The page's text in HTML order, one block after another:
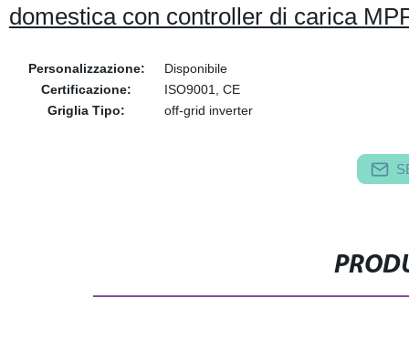
domestica con controller di carica
Personalizzazione:
Disponibile
Certificazione:
ISO9001, CE
Griglia Tipo:
off-grid inverter